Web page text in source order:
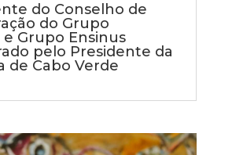
do Conselho de
do Grupo
Grupo Ensinus
pelo Presidente da
de Cabo Verde